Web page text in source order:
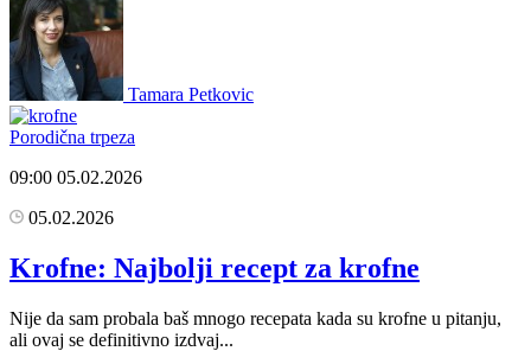
Tamara Petkovic
Porodična trpeza
09:00 05.02.2026
05.02.2026
Krofne: Najbolji recept za krofne
Nije da sam probala baš mnogo recepata kada su krofne u pitanju,
ali ovaj se definitivno izdvaj...